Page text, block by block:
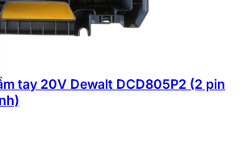
tay 20V Dewalt DCD805P2 (2 pin